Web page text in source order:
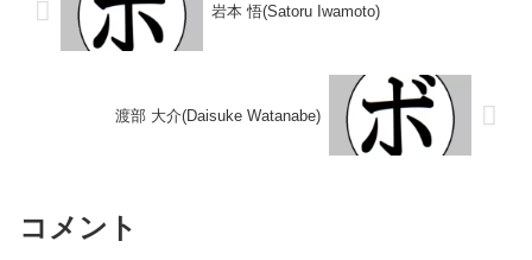
岩本 悟(Satoru Iwamoto)
渡部 大介(Daisuke Watanabe)
コメント